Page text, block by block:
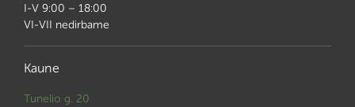
I-V 9:00 – 18:00
VI-VII nedirbame
Kaune
Tunelio g. 20